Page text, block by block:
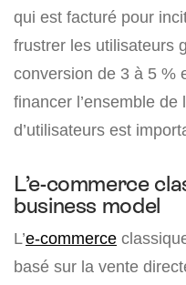
qui est facturé pour
frustrer les utilisateurs
conversion de 3 à 5 %
financer l’ensemble
d’utilisateurs est
L’e-commerce
business model
L’e-commerce
basé sur la vente